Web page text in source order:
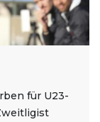
für U23-